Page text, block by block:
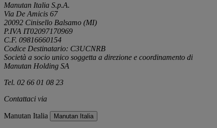
Manutan Italia S.p.A.
Via De Amicis 67
20092 Cinisello Balsamo (MI)
P.IVA IT02097170969
C.F. 09816660154
Codice Destinatario: C3UCNRB
Società a socio unico soggetta a direzione e coordinamento di
Manutan Holding SA
Tel. 02 66 01 08 23
Contattaci via
Manutan Italia Manutan Italia